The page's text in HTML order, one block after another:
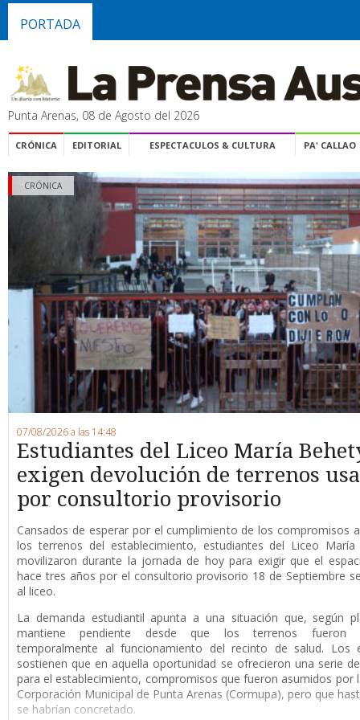
PORTADA
Punta Arenas, 08 de Agosto del 2026
CRÓNICA EDITORIAL ESPECTACULOS & CULTURA PA' CALLAO
CRÓNICA
07/08/2026 a las 14:48
Estudiantes del Liceo María
exigen devolución de terrenos
por consultorio provisorio
Cansados de esperar por el cumplimiento de los compromisos
los terrenos del establecimiento, estudiantes del Liceo
movilizaron durante la jornada de hoy para exigir que el
hace tres años por el consultorio provisorio 18 de Septiembre
al liceo.
La demanda estudiantil apunta a una situación que, según
mantiene pendiente desde que los terrenos fueron
temporalmente al funcionamiento del recinto de salud. Los
sostienen que en aquella oportunidad se ofrecieron una serie
para el establecimiento, compromisos que fueron asumidos por
Corporación Municipal de Punta Arenas (Cormupa), pero que
se habrían concretado.